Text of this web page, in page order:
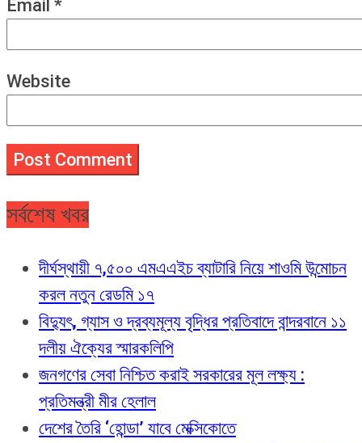
Email *
Website
সর্বশেষ খবর
দীর্ঘস্থায়ী ৭,৫০০ এমএএইচ ব্যাটারি নিয়ে শাওমি উন্মোচন
করল নতুন রেডমি ১৭
বিদ্যুৎ, গ্যাস ও দ্রব্যমূল্য বৃদ্ধির প্রতিবাদে বান্দরবানে ১১
দলীয় ঐক্যের স্মারকলিপি
জনগণের সেবা নিশ্চিত করাই সরকারের মূল লক্ষ্য :
প্রতিমন্ত্রী মীর হেলাল
দেশের তৈরি ‘হোন্ডা’ যাবে মেক্সিকোতে